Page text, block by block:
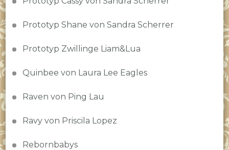
Prototyp Shane von Sandra Scherrer
Prototyp Zwillinge Liam&Lua
Quinbee von Laura Lee Eagles
Raven von Ping Lau
Ravy von Priscila Lopez
Rebornbabys